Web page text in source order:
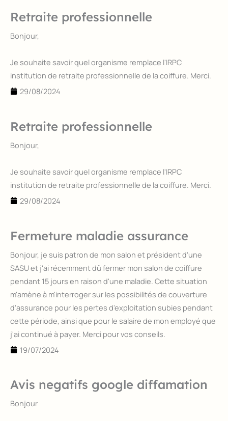
Retraite professionnelle
Bonjour,
Je souhaite savoir quel organisme remplace l'IRPC
institution de retraite professionnelle de la coiffure. Merci.
29/08/2024
Retraite professionnelle
Bonjour,
Je souhaite savoir quel organisme remplace l'IRPC
institution de retraite professionnelle de la coiffure. Merci.
29/08/2024
Fermeture maladie assurance
Bonjour, je suis patron de mon salon et président d'une
SASU et j'ai récemment dû fermer mon salon de coiffure
pendant 15 jours en raison d'une maladie. Cette situation
m'amène à m'interroger sur les possibilités de couverture
d'assurance pour les pertes d'exploitation subies pendant
cette période, ainsi que pour le salaire de mon employé que
j'ai continué à payer. Merci pour vos conseils.
19/07/2024
Avis negatifs google diffamation
Bonjour